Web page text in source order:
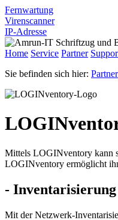
Fernwartung
Virenscanner
IP-Adresse
Home Service Partner
Sie befinden sich hier: Partner
Mittels LOGINventory kann
LOGINventory ermöglicht
- Inventarisierung
Mit der Netzwerk-